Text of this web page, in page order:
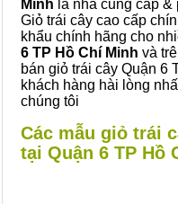
Minh là nhà cung cấp
Giỏ trái cây cao cấp
khẩu chính hãng cho
6 TP Hồ Chí Minh và
bán giỏ trái cây Quận 6
khách hàng hài lòng
chúng tôi
Các mẫu giỏ trái
tại Quận 6 TP Hồ